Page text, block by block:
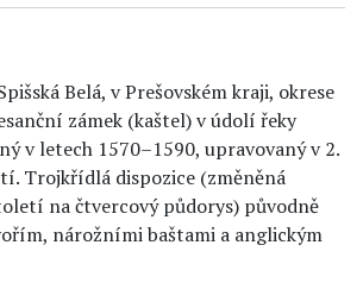
Belá, v Prešovském kraji, okrese
zámek (kaštel) v údolí řeky
v letech 1570–1590, upravovaný v 2.
Trojkřídlá dispozice (změněná
na čtvercový půdorys) původně
nárožními baštami a anglickým